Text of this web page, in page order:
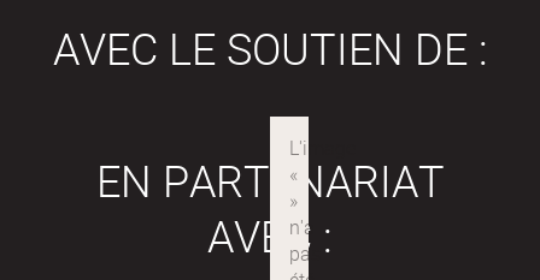
AVEC LE SOUTIEN DE :
EN PARTENARIAT
AVEC :